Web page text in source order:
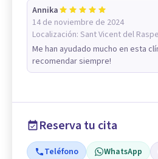
Annika
14 de noviembre de 2024
Localización: Sant Vicent del
Me han ayudado mucho en esta
recomendar siempre!
Reserva tu cita
Teléfono WhatsApp